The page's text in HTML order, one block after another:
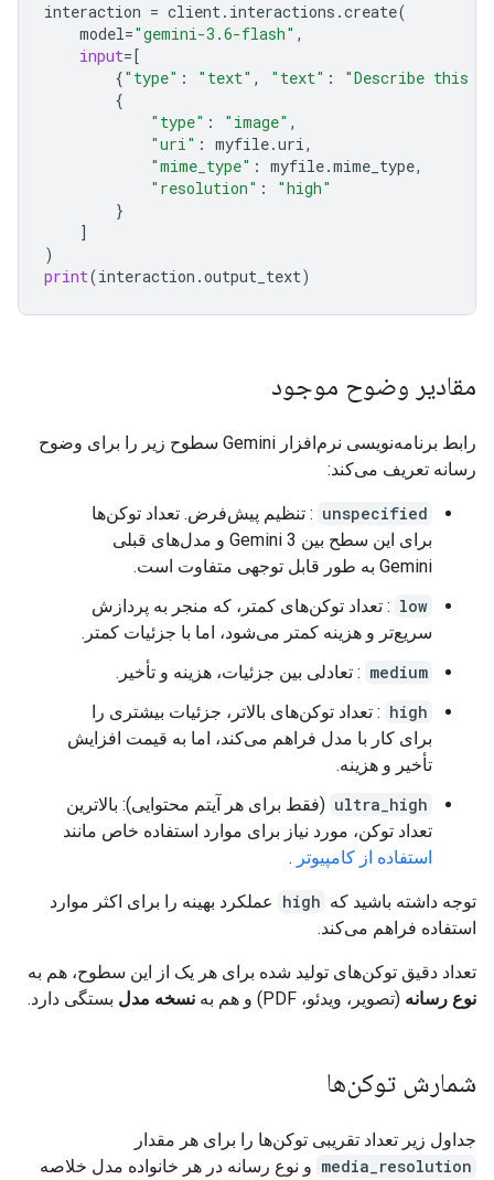
interaction = client. interactions .create(
model="gemini-3.6-flash" ,
input=[
{"type" : "text" , "text" :
"Describe this
{
"type" : "image" ,
"uri" : myfile.uri,
"mime_type" : myfile.mime_type,
"resolution" :
"high"
}
]
)
print(interaction .output_text)
مقادیر وضوح موجود
رابط برنامه‌نویسی نرم‌افزار Gemini سطوح زیر را برای وضوح
رسانه تعریف می‌کند:
unspecified : تنظیم پیش‌فرض. تعداد توکن‌ها
برای این سطح بین Gemini 3 و مدل‌های قبلی
Gemini به طور قابل توجهی متفاوت است.
low : تعداد توکن‌های کمتر، که منجر به پردازش
سریع‌تر و هزینه کمتر می‌شود، اما با جزئیات کمتر.
medium : تعادلی بین جزئیات، هزینه و تأخیر.
high : تعداد توکن‌های بالاتر، جزئیات بیشتری را
برای کار با مدل فراهم می‌کند، اما به قیمت افزایش
تأخیر و هزینه.
ultra_high (فقط برای هر آیتم محتوایی): بالاترین
تعداد توکن، مورد نیاز برای موارد استفاده خاص مانند
استفاده از کامپیوتر .
توجه داشته باشید که high عملکرد بهینه را برای اکثر موارد
استفاده فراهم می‌کند.
تعداد دقیق توکن‌های تولید شده برای هر یک از این سطوح، هم به
نوع رسانه (تصویر، ویدئو، PDF) و هم به نسخه مدل بستگی دارد.
شمارش توکن‌ها
جداول زیر تعداد تقریبی توکن‌ها را برای هر مقدار
media_resolution و نوع رسانه در هر خانواده مدل خلاصه